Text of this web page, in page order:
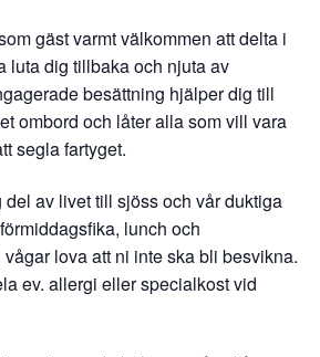
gäst varmt välkommen att delta i
luta dig tillbaka och njuta av
besättning hjälper dig till
ombord och låter alla som vill vara
segla fartyget.
del av livet till sjöss och vår duktiga
lunch och
lova att ni inte ska bli besvikna.
ev. allergi eller specialkost vid